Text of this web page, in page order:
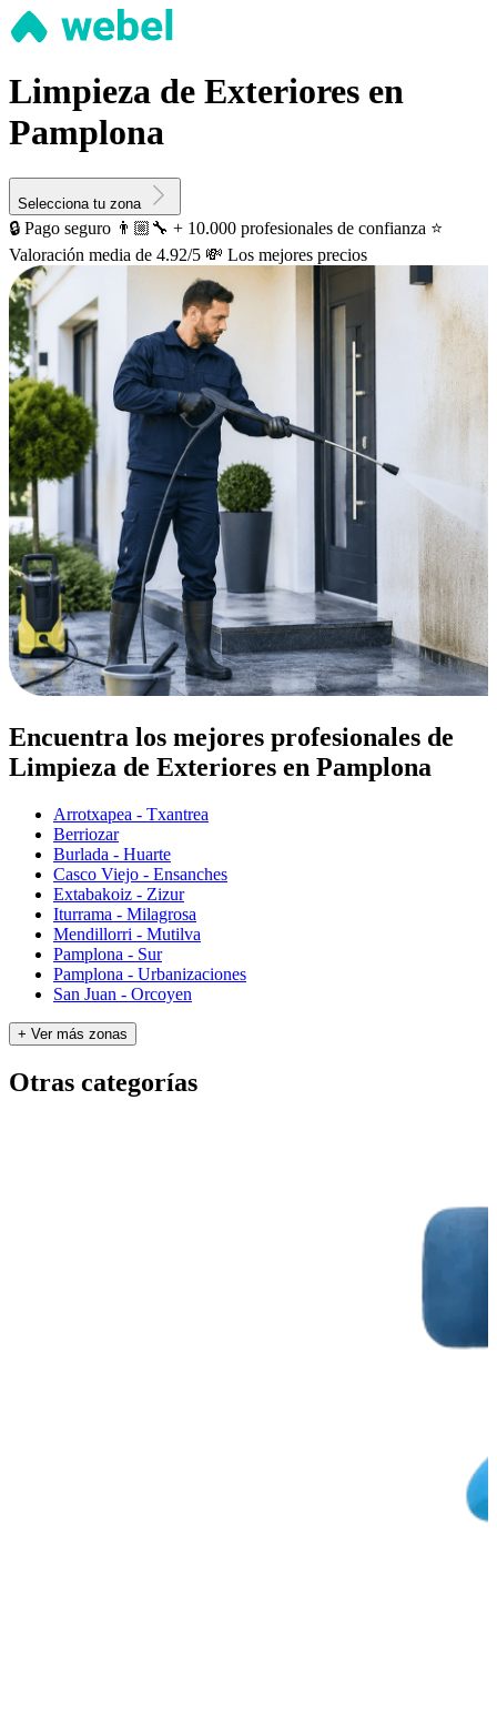
Limpieza de Exteriores en
Pamplona
Selecciona tu zona
🔒 Pago seguro 👨🏼‍🔧 + 10.000 profesionales de confianza ⭐️
Valoración media de 4.92/5 💸 Los mejores precios
Encuentra los mejores profesionales de
Limpieza de Exteriores en Pamplona
Arrotxapea - Txantrea
Berriozar
Burlada - Huarte
Casco Viejo - Ensanches
Extabakoiz - Zizur
Iturrama - Milagrosa
Mendillorri - Mutilva
Pamplona - Sur
Pamplona - Urbanizaciones
San Juan - Orcoyen
+ Ver más zonas
Otras categorías